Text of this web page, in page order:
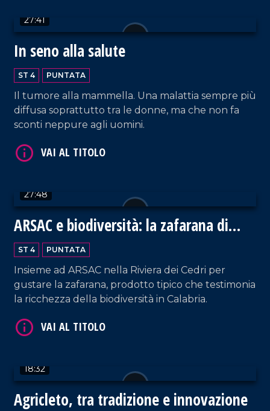
27:41
In seno alla salute
ST 4 PUNTATA
Il tumore alla mammella. Una malattia sempre più
diffusa soprattutto tra le donne, ma che non fa
sconti neppure agli uomini.
27:48
ARSAC e biodiversità: la zafarana di
Tortora
ST 4 PUNTATA
Insieme ad ARSAC nella Riviera dei Cedri per
gustare la zafarana, prodotto tipico che testimonia
la ricchezza della biodiversità in Calabria.
18:32
Agricleto, tra tradizione e innovazione
VAI AL TITOLO
VAI AL TITOLO